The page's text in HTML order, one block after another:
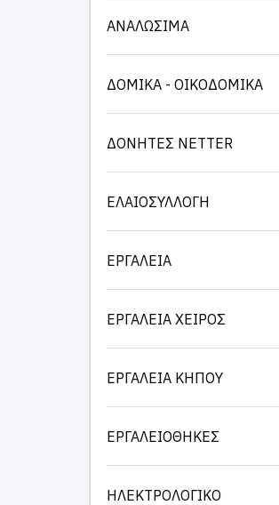
ΑΝΑΛΩΣΙΜΑ
ΔΟΜΙΚΑ - ΟΙΚΟΔΟΜΙΚΑ
ΔΟΝΗΤΕΣ NETTER
ΕΛΑΙΟΣΥΛΛΟΓΗ
ΕΡΓΑΛΕΙΑ
ΕΡΓΑΛΕΙΑ ΧΕΙΡΟΣ
ΕΡΓΑΛΕΙΑ ΚΗΠΟΥ
ΕΡΓΑΛΕΙΟΘΗΚΕΣ
ΗΛΕΚΤΡΟΛΟΓΙΚΟ